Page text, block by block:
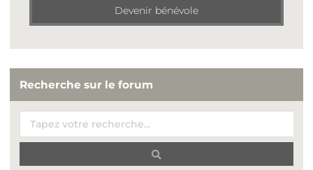
Devenir bénévole
Recherche sur le forum